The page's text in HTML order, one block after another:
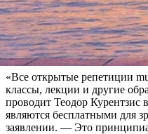
недоразумение и организует
проданные на репетицию
возможность ее свободного
которое должно состояться 3
«Все открытые репетиции
классы, лекции и другие
проводит Теодор Курентзис
являются бесплатными для
заявлении. — Это